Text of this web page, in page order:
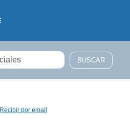
Recibir por email